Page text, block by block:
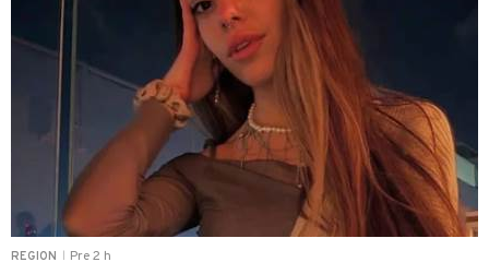
REGION Pre 2 h